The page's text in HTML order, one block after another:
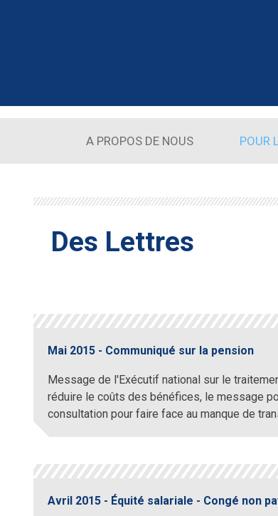
A PROPOS DE NOUS POUR
Des Lettres
Mai 2015 - Communiqué sur la pension
Message de l'Exécutif national sur le
réduire le coûts des bénéfices, le message
consultation pour faire face au manque de
Avril 2015 - Équité salariale - Congé non